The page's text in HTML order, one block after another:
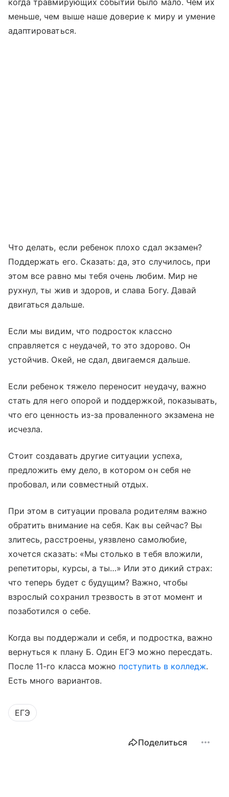
когда травмирующих событий было мало. Чем их
меньше, чем выше наше доверие к миру и умение
адаптироваться.
Что делать, если ребенок плохо сдал экзамен?
Поддержать его. Сказать: да, это случилось, при
этом все равно мы тебя очень любим. Мир не
рухнул, ты жив и здоров, и слава Богу. Давай
двигаться дальше.
Если мы видим, что подросток классно
справляется с неудачей, то это здорово. Он
устойчив. Окей, не сдал, двигаемся дальше.
Если ребенок тяжело переносит неудачу, важно
стать для него опорой и поддержкой, показывать,
что его ценность из-за проваленного экзамена не
исчезла.
Стоит создавать другие ситуации успеха,
предложить ему дело, в котором он себя не
пробовал, или совместный отдых.
При этом в ситуации провала родителям важно
обратить внимание на себя. Как вы сейчас? Вы
злитесь, расстроены, уязвлено самолюбие,
хочется сказать: «Мы столько в тебя вложили,
репетиторы, курсы, а ты…» Или это дикий страх:
что теперь будет с будущим? Важно, чтобы
взрослый сохранил трезвость в этот момент и
позаботился о себе.
Когда вы поддержали и себя, и подростка, важно
вернуться к плану Б. Один ЕГЭ можно пересдать.
После 11-го класса можно поступить в колледж.
Есть много вариантов.
ЕГЭ
Поделиться